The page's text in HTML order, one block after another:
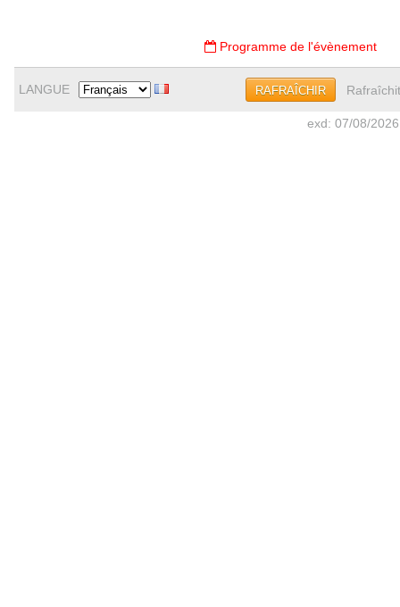
Programme de l'évènement
LANGUE RAFRAÎCHIR
exd: 07/08/